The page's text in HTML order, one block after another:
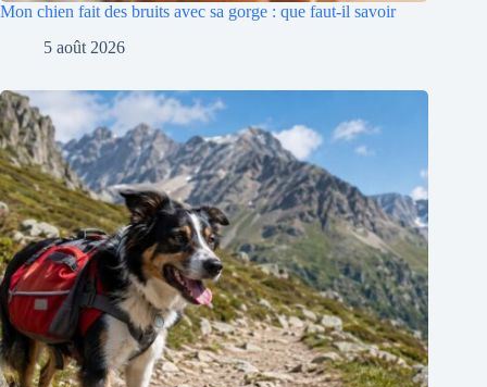
Mon chien fait des bruits avec sa gorge : que faut-il savoir
5 août 2026